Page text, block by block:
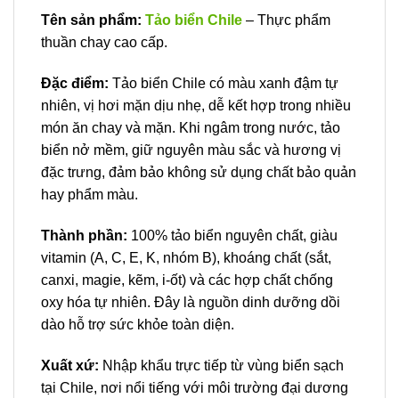
Tên sản phẩm: Tảo biển Chile – Thực phẩm
thuần chay cao cấp.
Đặc điểm: Tảo biển Chile có màu xanh đậm tự
nhiên, vị hơi mặn dịu nhẹ, dễ kết hợp trong nhiều
món ăn chay và mặn. Khi ngâm trong nước, tảo
biển nở mềm, giữ nguyên màu sắc và hương vị
đặc trưng, đảm bảo không sử dụng chất bảo quản
hay phẩm màu.
Thành phần: 100% tảo biển nguyên chất, giàu
vitamin (A, C, E, K, nhóm B), khoáng chất (sắt,
canxi, magie, kẽm, i-ốt) và các hợp chất chống
oxy hóa tự nhiên. Đây là nguồn dinh dưỡng dồi
dào hỗ trợ sức khỏe toàn diện.
Xuất xứ: Nhập khẩu trực tiếp từ vùng biển sạch
tại Chile, nơi nổi tiếng với môi trường đại dương